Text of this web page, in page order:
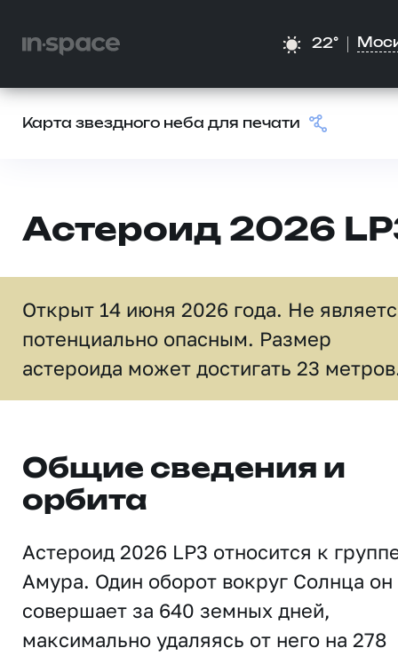
22°
Карта звездного неба для печати
Астероид 2026
Открыт 14 июня 2026 года. Не
потенциально опасным. Размер
астероида может достигать 23
Общие сведения и
орбита
Астероид 2026 LP3 относится к
Амура. Один оборот вокруг Солнца он
совершает за 640 земных дней,
максимально удаляясь от него на 278